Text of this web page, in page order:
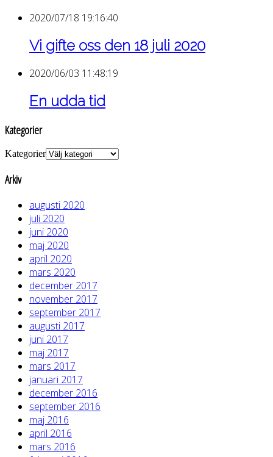
2020/07/18 19:16:40
Vi gifte oss den 18 juli 2020
2020/06/03 11:48:19
En udda tid
Kategorier
Kategorier
Arkiv
augusti 2020
juli 2020
juni 2020
maj 2020
april 2020
mars 2020
december 2017
november 2017
september 2017
augusti 2017
juni 2017
maj 2017
mars 2017
januari 2017
december 2016
september 2016
maj 2016
april 2016
mars 2016